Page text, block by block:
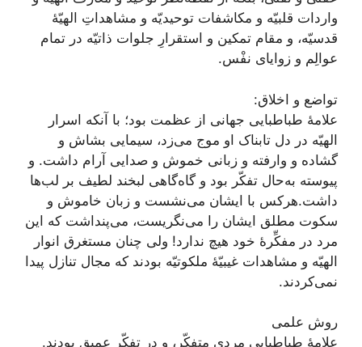
واردات قلبیّه و مکاشفات توحیدیّه و مشاهداتِ الهیّۀ
قدسیّه، و مقام تمکین و استقرارِ جلوات ذاتیّه در تمام
عوالِم و زوایای نفْس.
تواضع و اخلاق:
علامۀ طباطبایی جهانی از عظمت بود؛ با آنکه اسرار
الهیّه در دل تابناک او موج می‌زد، سیمایی بشاش و
گشاده و وارفته و زبانی خموش و صدایی آرام داشت. و
پیوسته به‌حال تفکّر بود و گاه‌گاهی لبخند لطیف بر لب‌ها
داشت.هرکس با ایشان می‌نشست و زبان خاموش و
سکوت مطلق ایشان را می‌نگریست، می‌پنداشت که این
مرد در مفکِّرۀ خود هیچ ندارد! ولی چنان مستغرق انوار
الهیّه و مشاهدات غیبیّۀ ملکوتیّه بودند که مجال تنازل پیدا
نمی‌کردند.
روش علمی
علامۀ طباطبایی مردى متفكّر، و در تفكّر عميق بودند.